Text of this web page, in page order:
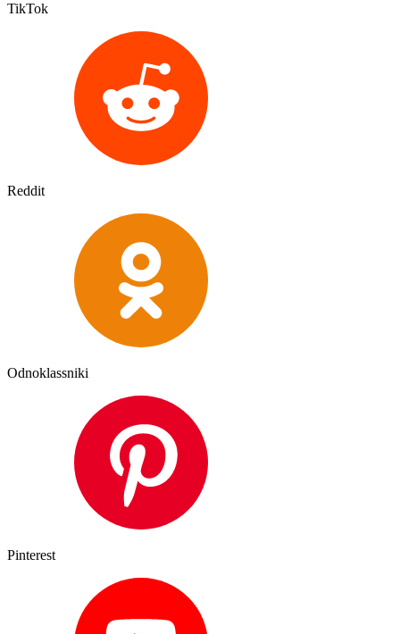
TikTok
Reddit
Odnoklassniki
Pinterest